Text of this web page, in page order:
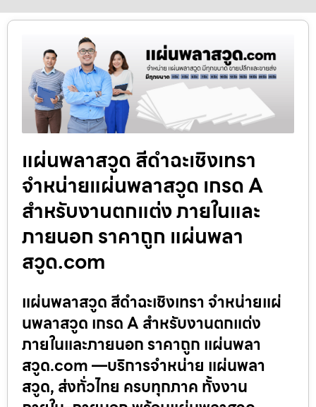
แผ่นพลาสวูด สีดำฉะเชิงเทรา
จำหน่ายแผ่นพลาสวูด เกรด A
สำหรับงานตกแต่ง ภายในและ
ภายนอก ราคาถูก แผ่นพลา
สวูด.com
แผ่นพลาสวูด สีดำฉะเชิงเทรา จำหน่ายแผ่
นพลาสวูด เกรด A สำหรับงานตกแต่ง
ภายในและภายนอก ราคาถูก แผ่นพลา
สวูด.com —บริการจำหน่าย แผ่นพลา
สวูด, ส่งทั่วไทย ครบทุกภาค ทั้งงาน